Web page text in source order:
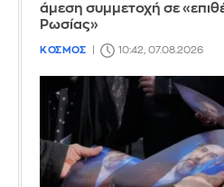
άμεση συμμετοχή σε
Ρωσίας»
ΚΟΣΜΟΣ 10:42, 07.08.2026